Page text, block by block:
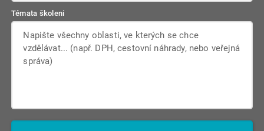
Témata školení